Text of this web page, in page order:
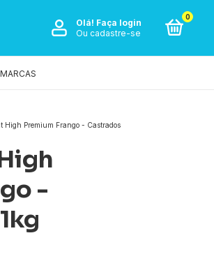
Olá! Faça login
Ou cadastre-se
0
MARCAS
High Premium Frango - Castrados
-